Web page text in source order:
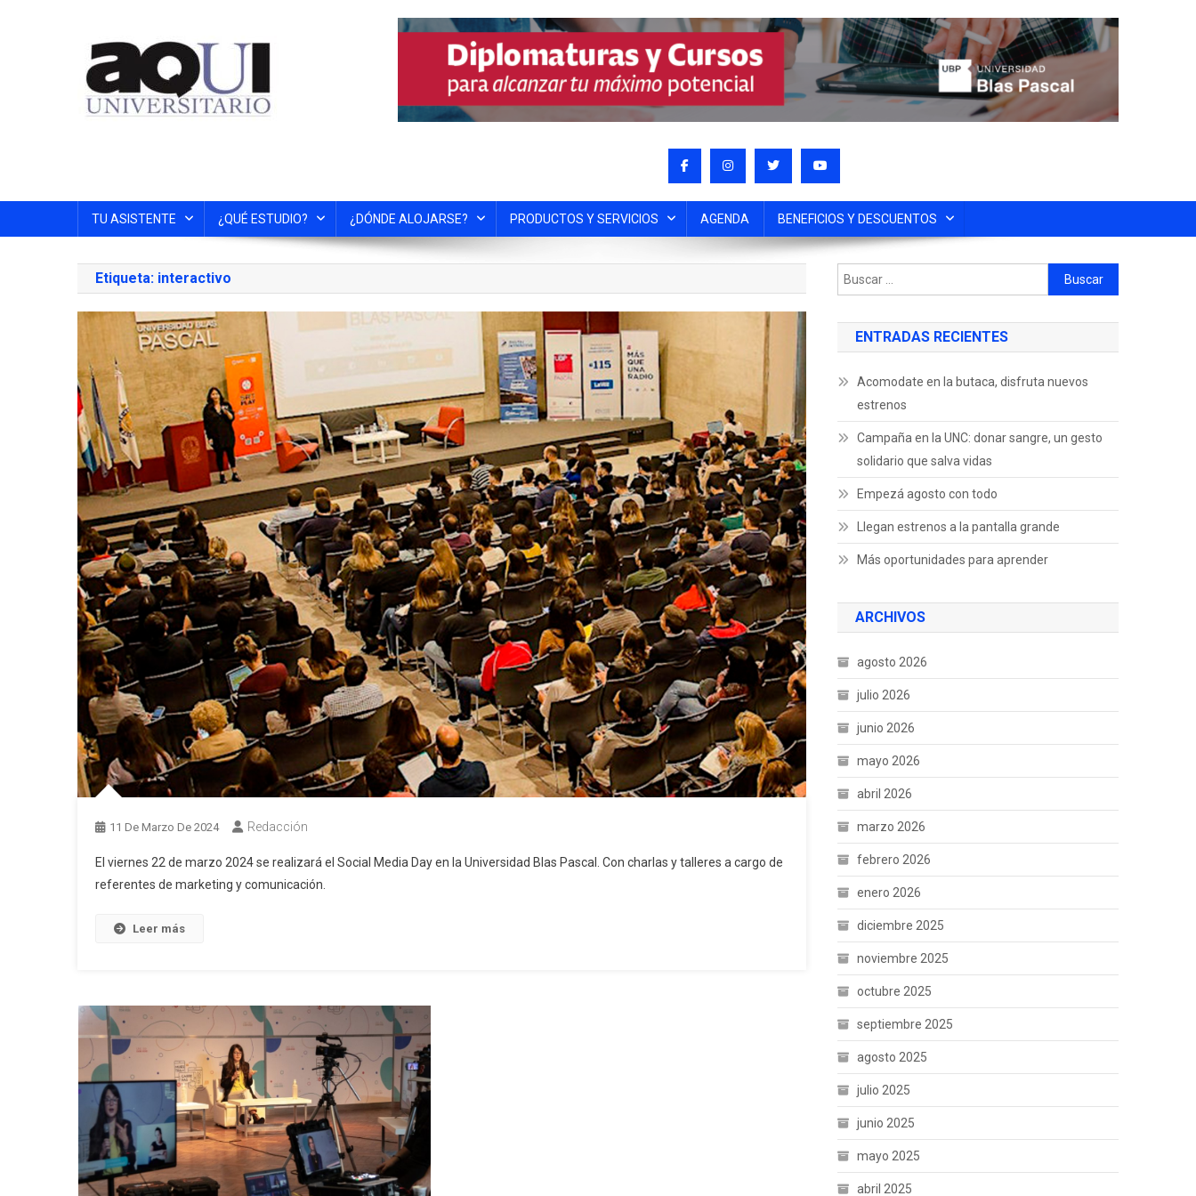
TU ASISTENTE ¿QUÉ ESTUDIO? ¿DÓNDE ALOJARSE? PRODUCTOS Y SERVICIOS AGENDA BENEFICIOS Y DESCUENTOS
Etiqueta: interactivo
11 De Marzo De 2024 Redacción
El viernes 22 de marzo 2024 se realizará el Social Media Day en la Universidad Blas Pascal. Con charlas y talleres a cargo de
referentes de marketing y comunicación.
Leer más
ENTRADAS RECIENTES
Acomodate en la butaca, disfruta nuevos
estrenos
Campaña en la UNC: donar sangre, un gesto
solidario que salva vidas
Empezá agosto con todo
Llegan estrenos a la pantalla grande
Más oportunidades para aprender
ARCHIVOS
agosto 2026
julio 2026
junio 2026
mayo 2026
abril 2026
marzo 2026
febrero 2026
enero 2026
diciembre 2025
noviembre 2025
octubre 2025
septiembre 2025
agosto 2025
julio 2025
junio 2025
mayo 2025
abril 2025